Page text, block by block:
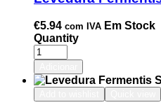
€5.94 com IVA Em Stock
Quantity